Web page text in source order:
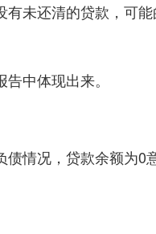
未还清的贷款，可能
中体现出来。
情况，贷款余额为0